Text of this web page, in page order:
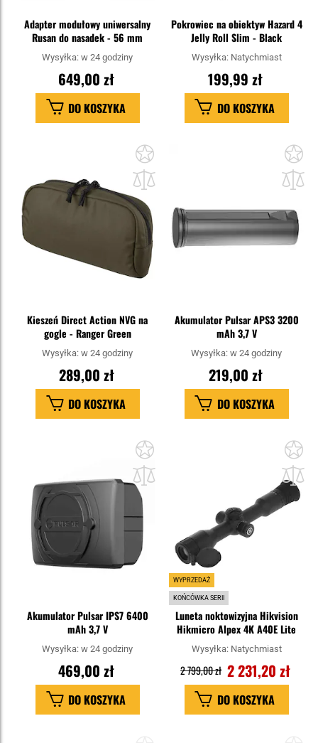
Adapter modułowy uniwersalny
Rusan do nasadek - 56 mm
Wysyłka:w 24 godziny
649,00 zł
DO KOSZYKA
Pokrowiec na obiektyw Hazard 4
Jelly Roll Slim - Black
Wysyłka: Natychmiast
199,99 zł
DO KOSZYKA
do
schowka
Kieszeń Direct Action NVG na
gogle - Ranger Green
Wysyłka:w 24 godziny
289,00 zł
DO KOSZYKA
do
Akumulator Pulsar APS3 3200
mAh 3,7 V
Wysyłka:w 24 godziny
219,00 zł
DO KOSZYKA
do
schowka
Akumulator Pulsar IPS7 6400
mAh 3,7 V
Wysyłka:w 24 godziny
469,00 zł
DO KOSZYKA
do
WYPRZEDAŻ
KOŃCÓWKA SERII
Luneta noktowizyjna Hikvision
Hikmicro Alpex 4K A40E Lite
Wysyłka: Natychmiast
2 231,20 zł
2 799,00 zł
DO KOSZYKA